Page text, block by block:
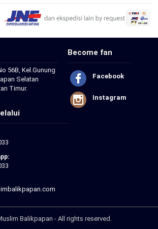
56B, Kel.Gunung
Selatan
Timur.
Become fan
Facebook
Instagram
Balikpapan - All rights reserved.